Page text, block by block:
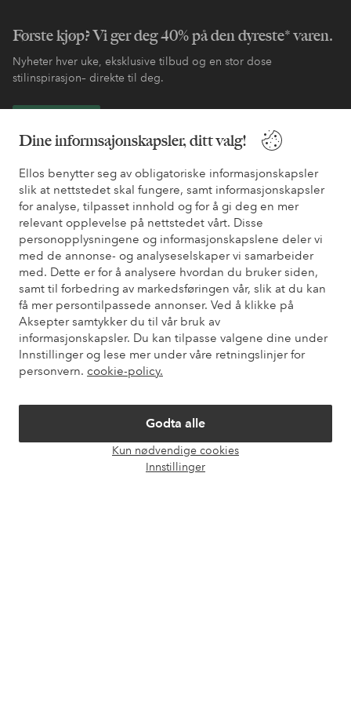
Dine informsajonskapsler, ditt valg!
Ellos benytter seg av obligatoriske informasjonskapsler
slik at nettstedet skal fungere, samt informasjonskapsler
for analyse, tilpasset innhold og for å gi deg en mer
relevant opplevelse på nettstedet vårt. Disse
personopplysningene og informasjonskapslene deler vi
med de annonse- og analyseselskaper vi samarbeider
med. Dette er for å analysere hvordan du bruker siden,
samt til forbedring av markedsføringen vår, slik at du kan
få mer persontilpassede annonser. Ved å klikke på
Aksepter samtykker du til vår bruk av
informasjonskapsler. Du kan tilpasse valgene dine under
Innstillinger og lese mer under våre retningslinjer for
personvern. cookie-policy.
Godta alle
Kun nødvendige cookies
Innstillinger
Første kjøp? Vi ger deg 40% på den dyreste* varen.
Nyheter hver uke, eksklusive tilbud og en stor dose
stilinspirasjon– direkte til deg.
Trenger du hjelp?
Du finner svar på de vanligste spørsmålene i vår FAQ. Du finner
også informasjon om hvordan du kan kontakte oss.
Kundeservice Bestilling Betalingsmåte
Mine sider
Om Ellos